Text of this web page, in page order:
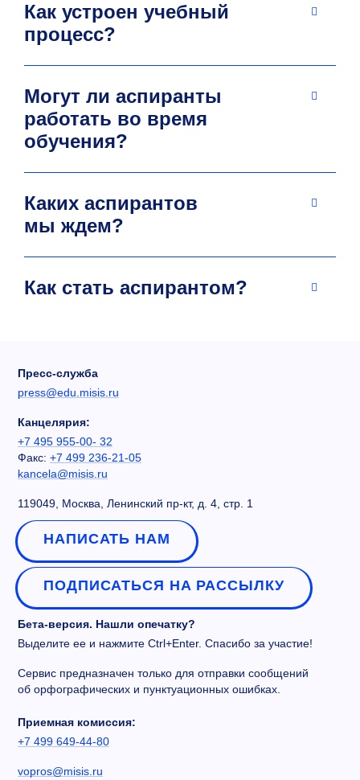
Как устроен учебный
процесс?
Могут ли аспиранты
работать во время
обучения?
Каких аспирантов
мы ждем?
Как стать аспирантом?
Пресс-служба
press@edu.misis.ru
Канцелярия:
+7 495 955-00- 32
Факс: +7 499 236-21-05
kancela@misis.ru
119049, Москва, Ленинский пр-кт, д. 4, стр. 1
НАПИСАТЬ НАМ
ПОДПИСАТЬСЯ НА РАССЫЛКУ
Бета-версия. Нашли опечатку?
Выделите ее и нажмите Ctrl+Enter. Спасибо за участие!
Сервис предназначен только для отправки сообщений
об орфографических и пунктуационных ошибках.
Приемная комиссия:
+7 499 649-44-80
vopros@misis.ru